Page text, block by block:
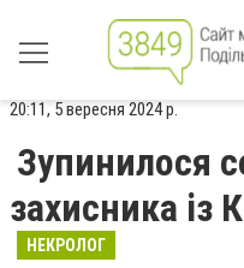
20:11, 5 вересня 2024 р.
Зупинилося
захисника із
НЕКРОЛОГ